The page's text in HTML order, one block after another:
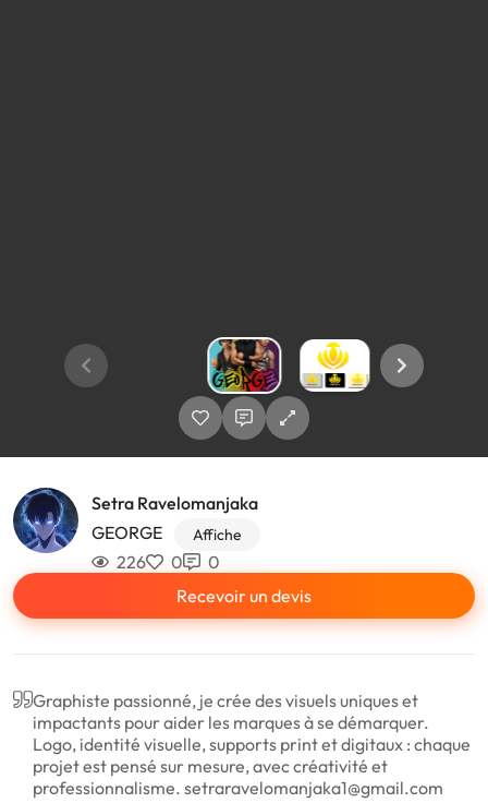
Setra Ravelomanjaka
GEORGE
Affiche
226 0
0
Recevoir un devis
Graphiste passionné, je crée des visuels uniques et
impactants pour aider les marques à se démarquer.
Logo, identité visuelle, supports print et digitaux : chaque
projet est pensé sur mesure, avec créativité et
professionnalisme. setraravelomanjaka1@gmail.com